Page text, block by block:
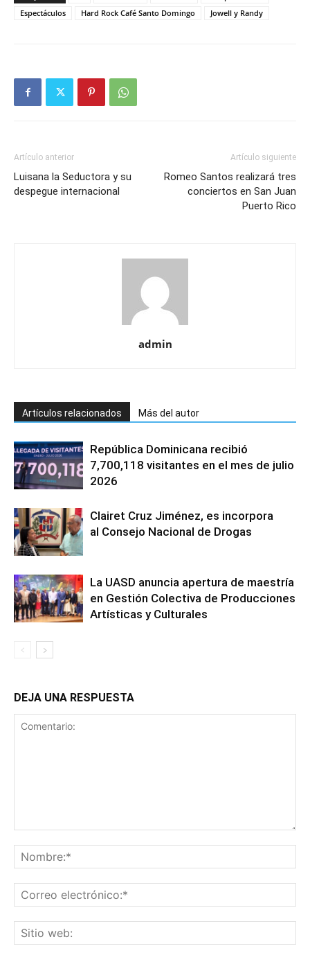
Espectáculos
Hard Rock Café Santo Domingo Jowell y Randy
Artículo anterior
Luisana la Seductora y su
despegue internacional
Artículo siguiente
Romeo Santos realizará tres
conciertos en San Juan
Puerto Rico
admin
Artículos relacionados Más del autor
República Dominicana recibió
7,700,118 visitantes en el mes de julio
2026
Clairet Cruz Jiménez, es incorpora
al Consejo Nacional de Drogas
La UASD anuncia apertura de maestría
en Gestión Colectiva de Producciones
Artísticas y Culturales
DEJA UNA RESPUESTA